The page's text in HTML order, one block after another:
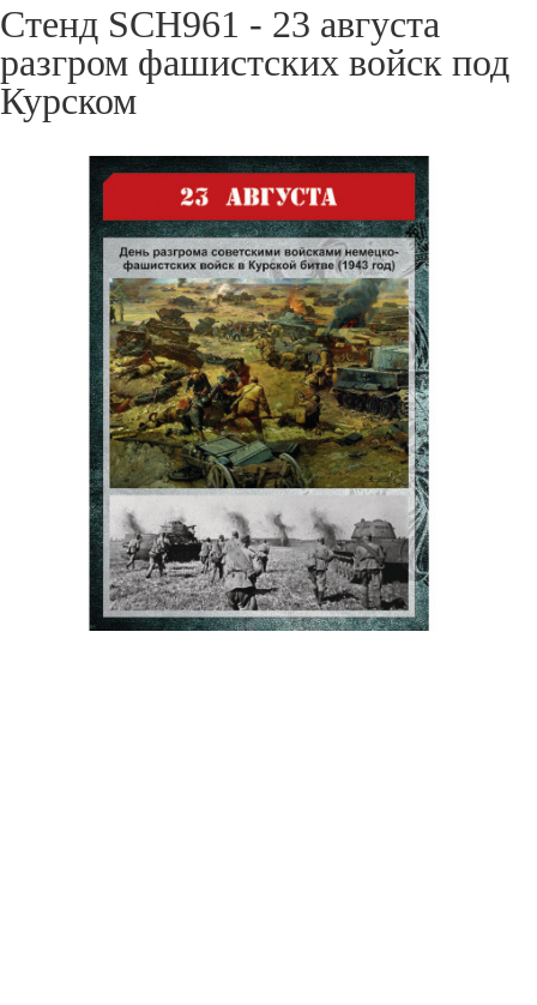
Стенд SCH961 - 23 августа
разгром фашистских войск под
Курском